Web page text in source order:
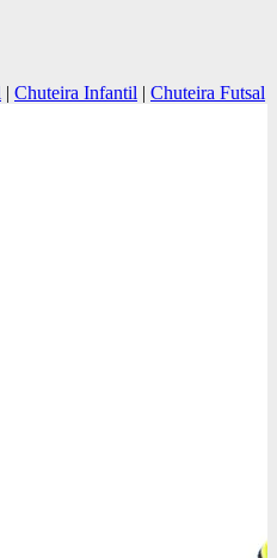
| Chuteira Infantil | Chuteira Futsal